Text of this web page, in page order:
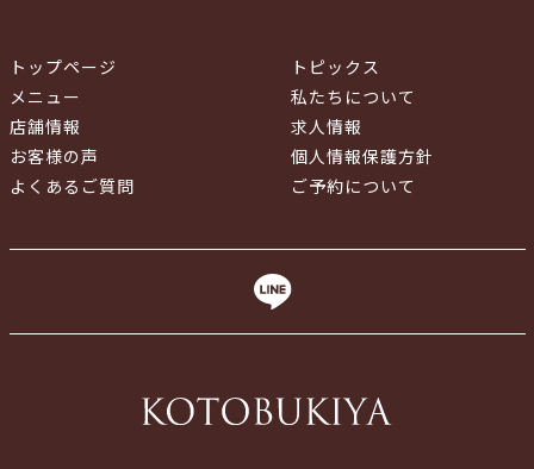
トップページ
メニュー
店舗情報
お客様の声
よくあるご質問
トピックス
私たちについて
求人情報
個人情報保護方針
ご予約について